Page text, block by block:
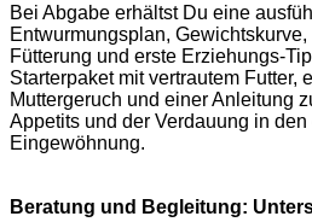
Bei Abgabe erhältst Du eine
Entwurmungsplan,
Fütterung und erste Erziehungs-
Starterpaket mit vertrautem Futter,
Muttergeruch und einer Anleitung
Appetits und der Verdauung in
Eingewöhnung.
Beratung und Begleitung: